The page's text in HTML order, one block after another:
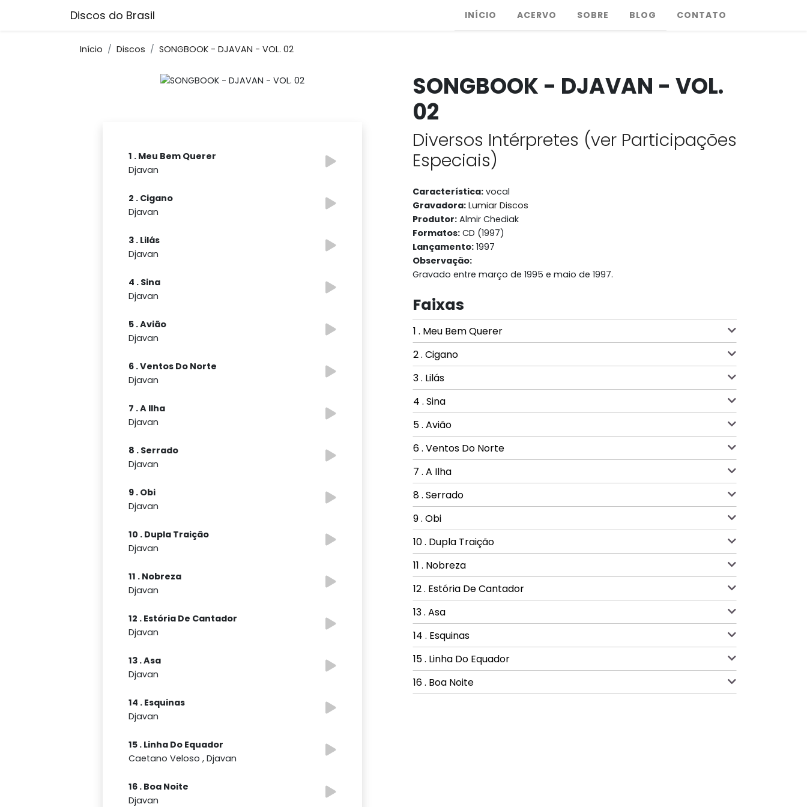
Discos do Brasil INÍCIO ACERVO SOBRE BLOG CONTATO
Início Discos SONGBOOK - DJAVAN - VOL. 02
1 . Meu Bem Querer
Djavan
2 . Cigano
Djavan
3 . Lilás
Djavan
4 . Sina
Djavan
5 . Avião
Djavan
6 . Ventos Do Norte
Djavan
7 . A Ilha
Djavan
8 . Serrado
Djavan
9 . Obi
Djavan
10 . Dupla Traição
Djavan
11 . Nobreza
Djavan
12 . Estória De Cantador
Djavan
13 . Asa
Djavan
14 . Esquinas
Djavan
15 . Linha Do Equador
Caetano Veloso , Djavan
16 . Boa Noite
Djavan
SONGBOOK - DJAVAN - VOL.
02
Diversos Intérpretes (ver Participações
Especiais)
Característica: vocal
Gravadora: Lumiar Discos
Produtor: Almir Chediak
Formatos: CD (1997)
Lançamento: 1997
Observação:
Gravado entre março de 1995 e maio de 1997.
Faixas
1 . Meu Bem Querer
2 . Cigano
3 . Lilás
4 . Sina
5 . Avião
6 . Ventos Do Norte
7 . A Ilha
8 . Serrado
9 . Obi
10 . Dupla Traição
11 . Nobreza
12 . Estória De Cantador
13 . Asa
14 . Esquinas
15 . Linha Do Equador
16 . Boa Noite